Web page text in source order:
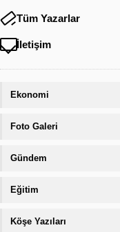
Tüm Yazarlar
İletişim
Ekonomi
Foto Galeri
Gündem
Eğitim
Köşe Yazıları